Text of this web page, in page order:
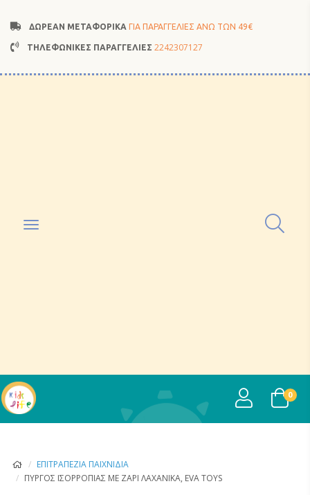
ΔΩΡΕΑΝ ΜΕΤΑΦΟΡΙΚΑ ΓΙΑ ΠΑΡΑΓΓΕΛΙΕΣ ΑΝΩ ΤΩΝ 49€
ΤΗΛΕΦΩΝΙΚΕΣ ΠΑΡΑΓΓΕΛΙΕΣ 2242307127
Toggle
USER 0
ΕΠΙΤΡΑΠΈΖΙΑ ΠΑΙΧΝΊΔΙΑ
ΠΎΡΓΟΣ ΙΣΟΡΡΟΠΊΑΣ ΜΕ ΖΆΡΙ ΛΑΧΑΝΙΚΆ, EVA TOYS